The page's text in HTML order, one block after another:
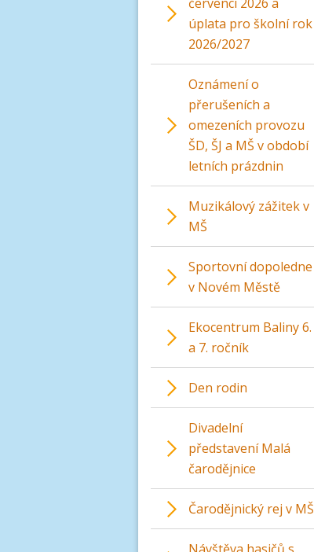
úplata pro školní rok
2026/2027
Oznámení o
přerušeních a
omezeních provozu
ŠD, ŠJ a MŠ v období
letních prázdnin
Muzikálový zážitek v
MŠ
Sportovní dopoledne
v Novém Městě
Ekocentrum Baliny 6.
a 7. ročník
Den rodin
Divadelní
představení Malá
čarodějnice
Čarodějnický rej v MŠ